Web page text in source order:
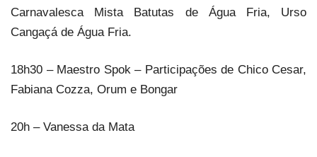
Carnavalesca Mista Batutas de Água Fria, Urso
Cangaçá de Água Fria.
18h30 – Maestro Spok – Participações de Chico Cesar,
Fabiana Cozza, Orum e Bongar
20h – Vanessa da Mata